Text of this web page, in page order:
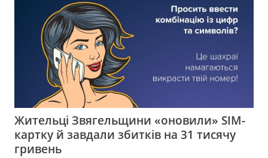
Жительці Звягельщини «оновили» SIM-
картку й завдали збитків на 31 тисячу
гривень